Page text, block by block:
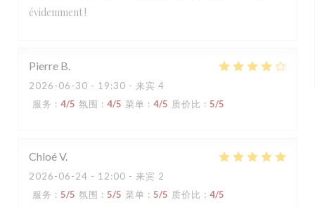
évidemment !
Pierre B
2026-06-30 - 19:30 - 来宾 4
服务 : 4/5 氛围 : 4/5 菜单 : 4/5 质价比 : 5/5
ChloéV
2026-06-24 - 12:00 - 来宾 2
服务 : 5/5 氛围 : 5/5 菜单 : 5/5 质价比 : 4/5